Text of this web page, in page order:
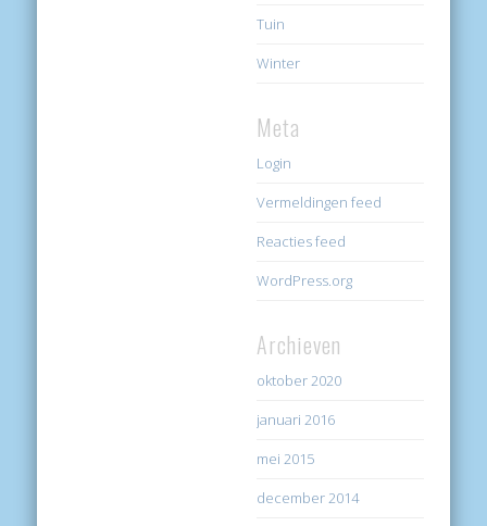
Tuin
Winter
Meta
Login
Vermeldingen feed
Reacties feed
WordPress.org
Archieven
oktober 2020
januari 2016
mei 2015
december 2014